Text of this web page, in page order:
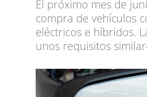
El próximo mes de
compra de vehículos
eléctricos e híbridos.
unos requisitos